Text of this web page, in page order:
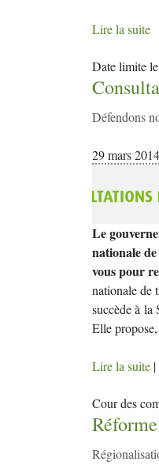
Lire la suite
Date limite
Défendons
29 mars 2014
Le
nationale
vous pour
nationale de
succède à la
Elle
Lire la suite |
Cour des